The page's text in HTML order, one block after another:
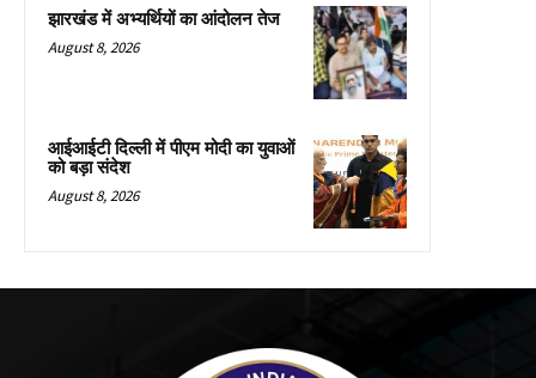
झारखंड में अभ्यर्थियों का आंदोलन तेज
August 8, 2026
आईआईटी दिल्ली में पीएम मोदी का युवाओं
को बड़ा संदेश
August 8, 2026